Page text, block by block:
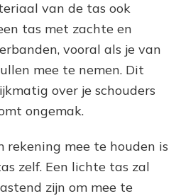
van de tas ook
tas met zachte en
vooral als je van
mee te nemen. Dit
over je schouders
ongemak.
rekening mee te houden is
zelf. Een lichte tas zal
zijn om mee te